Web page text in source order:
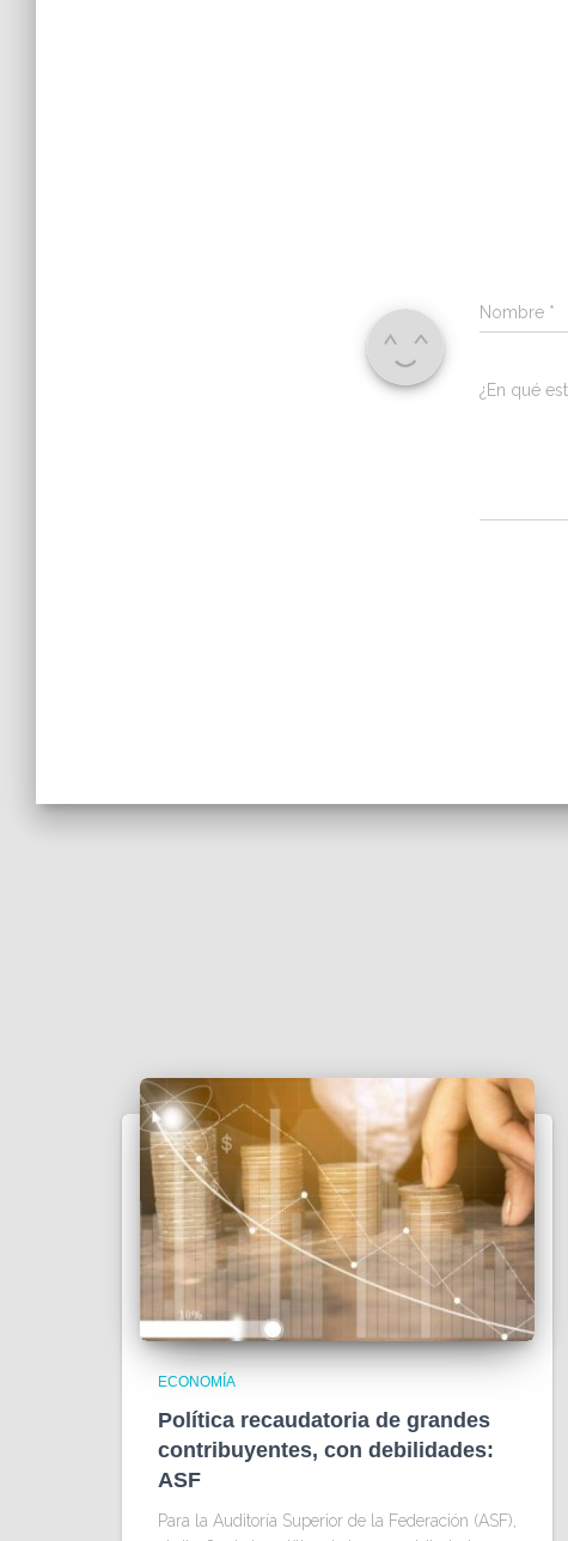
Nombre *
¿En qué
ECONOMÍA
Política recaudatoria de grandes
contribuyentes, con debilidades:
ASF
Para la Auditoría Superior de la Federación (ASF),